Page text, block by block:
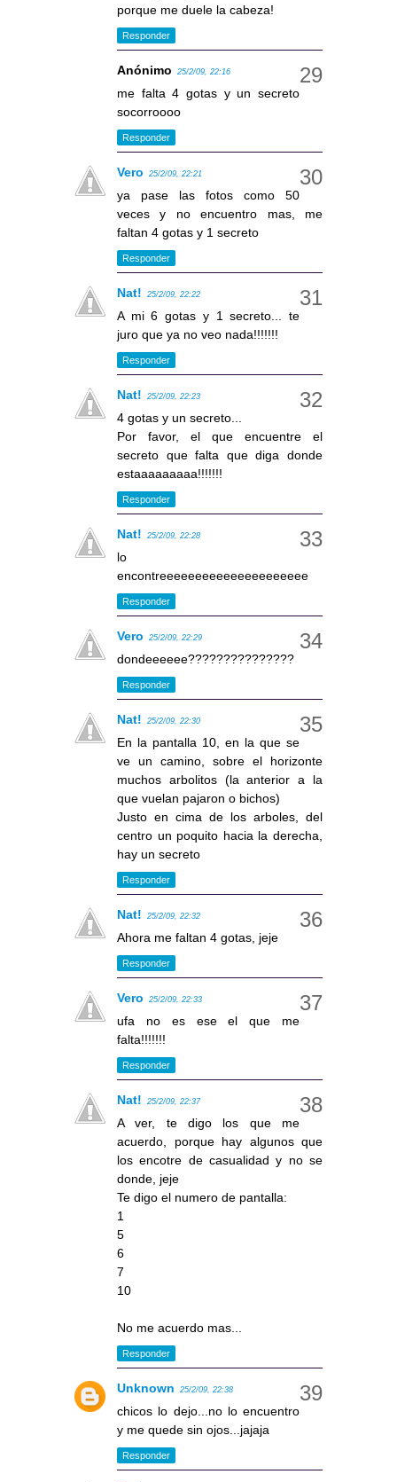
porque me duele la cabeza!
Responder
Anónimo 25/2/09, 22:16
me falta 4 gotas y un secreto
socorroooo
Responder
Vero 25/2/09, 22:21
ya pase las fotos como 50
veces y no encuentro mas, me
faltan 4 gotas y 1 secreto
Responder
Nat! 25/2/09, 22:22
A mi 6 gotas y 1 secreto... te
juro que ya no veo nada!!!!!!!
Responder
Nat! 25/2/09, 22:23
4 gotas y un secreto...
Por favor, el que encuentre el
secreto que falta que diga donde
estaaaaaaaaa!!!!!!!
Responder
Nat! 25/2/09, 22:28
lo
encontreeeeeeeeeeeeeeeeeeeee
Responder
Vero 25/2/09, 22:29
dondeeeeee???????????????
Responder
Nat! 25/2/09, 22:30
En la pantalla 10, en la que se
ve un camino, sobre el horizonte
muchos arbolitos (la anterior a la
que vuelan pajaron o bichos)
Justo en cima de los arboles, del
centro un poquito hacia la derecha,
hay un secreto
Responder
Nat! 25/2/09, 22:32
Ahora me faltan 4 gotas, jeje
Responder
Vero 25/2/09, 22:33
ufa no es ese el que me
falta!!!!!!!
Responder
Nat! 25/2/09, 22:37
A ver, te digo los que me
acuerdo, porque hay algunos que
los encotre de casualidad y no se
donde, jeje
Te digo el numero de pantalla:
1
5
6
7
10
No me acuerdo mas...
Responder
Unknown 25/2/09, 22:38
chicos lo dejo...no lo encuentro
y me quede sin ojos...jajaja
Responder